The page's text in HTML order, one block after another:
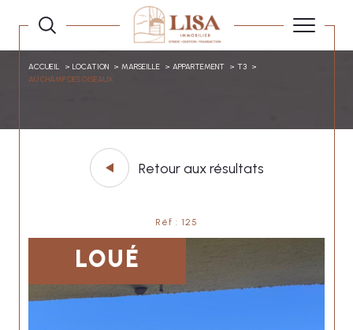
ACCUEIL LOCATION MARSEILLE APPARTEMENT
T3
AU CHAMP DES OISEAUX
Retour aux résultats
Réf : 125
LOUÉ